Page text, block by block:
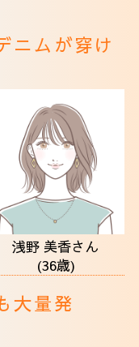
ニムが穿け
浅野 美香さん
(36歳)
大量発